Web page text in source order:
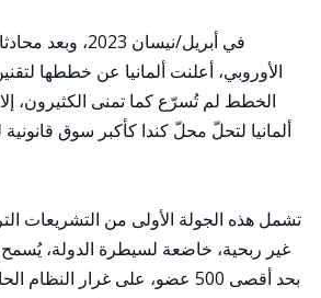
في أبريل/نيسان
الأوروبي، أعلنت ألمانيا عن خططها
الخطط لم تُسرّع كما تمنى الكثيرون، إلا
ألمانيا لتحلّ محلّ كندا كأكبر سوق
تشمل هذه الجولة الأولى من التشريعات
غير ربحية، خاضعة لسيطرة الدولة، يُسمح
بحد أقصى 500 عضو، على غرار